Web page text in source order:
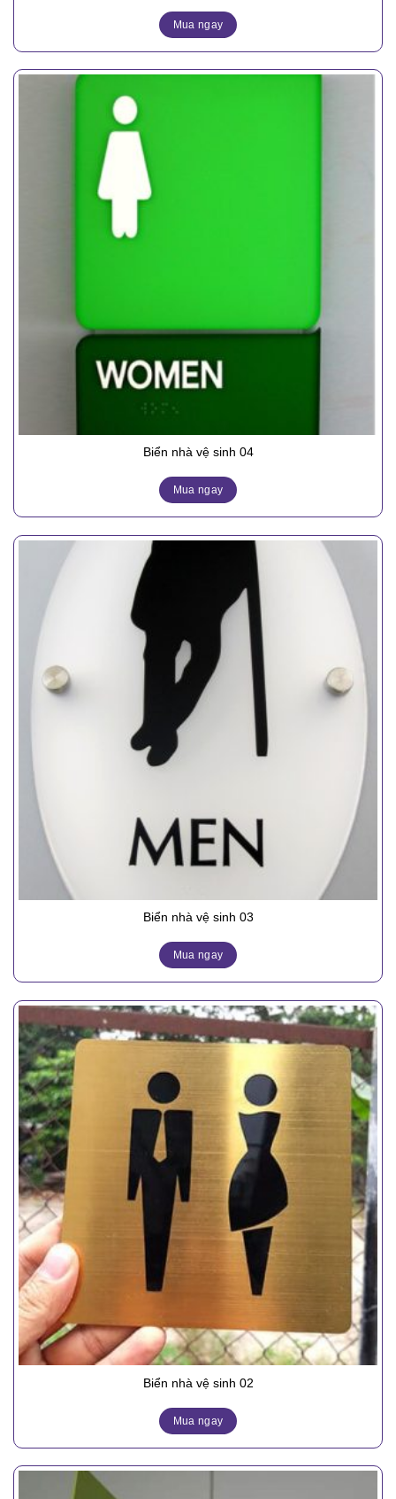
Mua ngay
Biển nhà vệ sinh 04
Mua ngay
Biển nhà vệ sinh 03
Mua ngay
Biển nhà vệ sinh 02
Mua ngay